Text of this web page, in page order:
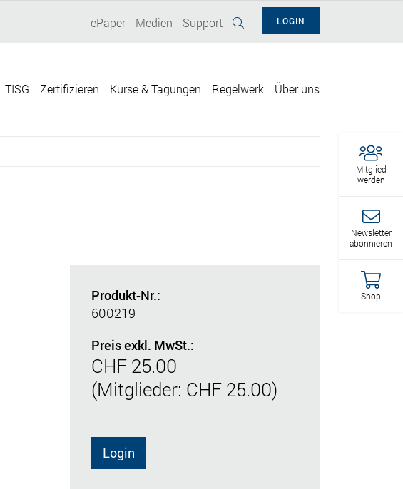
Mitglied
werden
Newsletter
abonnieren
Shop
LOGIN
ePaper Medien Support
TISG Zertifizieren Kurse & Tagungen Regelwerk Über uns
Produkt-Nr.:
600219
Preis exkl. MwSt.:
CHF 25.00
(Mitglieder: CHF 25.00)
Login